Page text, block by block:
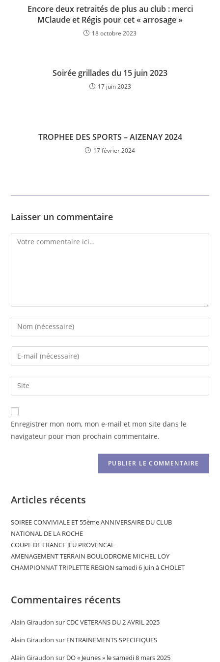
Encore deux retraités de plus au club : merci
MClaude et Régis pour cet « arrosage »
18 octobre 2023
Soirée grillades du 15 juin 2023
17 juin 2023
TROPHEE DES SPORTS – AIZENAY 2024
17 février 2024
Laisser un commentaire
Enregistrer mon nom, mon e-mail et mon site dans le
navigateur pour mon prochain commentaire.
Articles récents
SOIREE CONVIVIALE ET 55ème ANNIVERSAIRE DU CLUB
NATIONAL DE LA ROCHE
COUPE DE FRANCE JEU PROVENCAL
AMENAGEMENT TERRAIN BOULODROME MICHEL LOY
CHAMPIONNAT TRIPLETTE REGION samedi 6 juin à CHOLET
Commentaires récents
Alain Giraudon surCDC VETERANS DU 2 AVRIL 2025
Alain Giraudon sur ENTRAINEMENTS SPECIFIQUES
Alain Giraudon sur DO « Jeunes » le samedi 8 mars 2025